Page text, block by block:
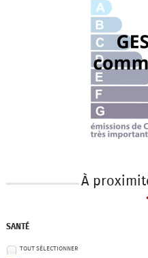
À
SANTÉ
TOUT SÉLECTIONNER